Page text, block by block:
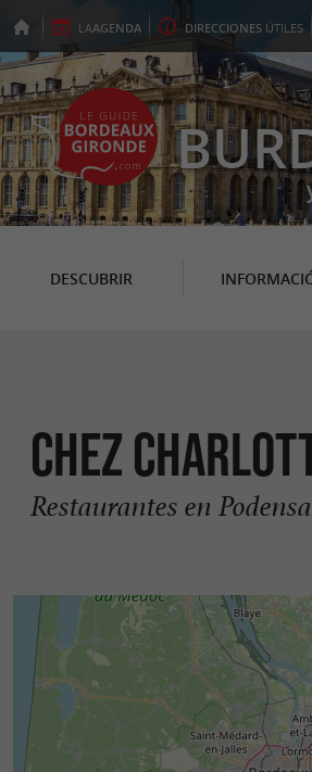
LAAGENDA DIRECCIONES ÚTILES
DESCUBRIR
Chez
Restaurantes en